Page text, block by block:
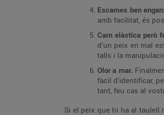
Escames ben
amb facilitat, és
Carn elàstica però
d’un peix en mal
talls i la
Olor a mar.
fàcil d'identificar,
tant, feu cas al
Si el peix que hi ha al taulell